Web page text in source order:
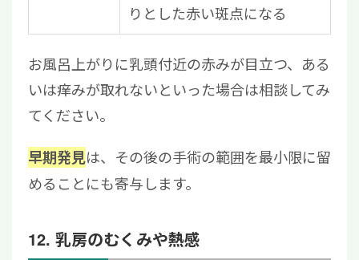
りとした赤い斑点になる
お風呂上がりに乳頭付近の赤みが目立つ、ある
いは痒みが取れないといった場合は相談してみ
てください。
早期発見は、その後の手術の範囲を最小限に留
めることにも寄与します。
12. 乳房のむくみや熱感